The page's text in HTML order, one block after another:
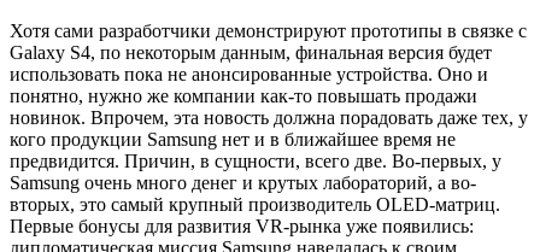
Хотя сами разработчики демонстрируют прототипы в связке с
Galaxy S4, по некоторым данным, финальная версия будет
использовать пока не анонсированные устройства. Оно и
понятно, нужно же компании как-то повышать продажи
новинок. Впрочем, эта новость должна порадовать даже тех, у
кого продукции Samsung нет и в ближайшее время не
предвидится. Причин, в сущности, всего две. Во-первых, у
Samsung очень много денег и крутых лабораторий, а во-
вторых, это самый крупный производитель OLED-матриц.
Первые бонусы для развития VR-рынка уже появились:
дипломатическая миссия Samsung наведалась к своим